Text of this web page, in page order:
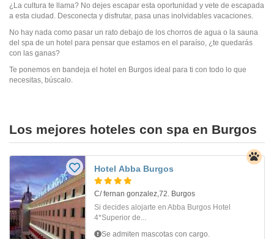
¿La cultura te llama? No dejes escapar esta oportunidad y vete de escapada
a esta ciudad. Desconecta y disfrutar, pasa unas inolvidables vacaciones.
No hay nada como pasar un rato debajo de los chorros de agua o la sauna
del spa de un hotel para pensar que estamos en el paraíso, ¿te quedarás
con las ganas?
Te ponemos en bandeja el hotel en Burgos ideal para ti con todo lo que
necesitas, búscalo.
Los mejores hoteles con spa en Burgos
Hotel Abba Burgos
C/ fernan gonzalez,72. Burgos
Si decides alojarte en Abba Burgos Hotel
4*Superior de...
Se admiten mascotas con cargo.